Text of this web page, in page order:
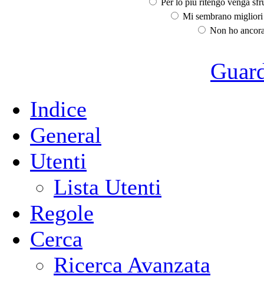
Mi sembrano
Non ho
Indice
General
Utenti
Lista Utenti
Regole
Cerca
Ricerca Avanzata